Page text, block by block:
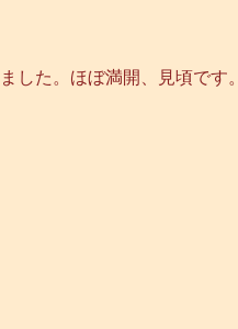
した。ほぼ満開、見頃です。